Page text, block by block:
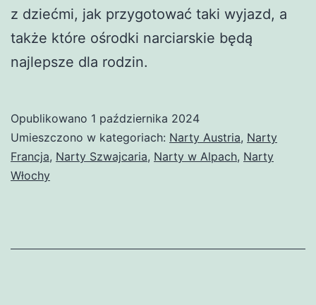
z dziećmi, jak przygotować taki wyjazd, a
także które ośrodki narciarskie będą
najlepsze dla rodzin.
Opublikowano 1 października 2024
Umieszczono w kategoriach: Narty Austria, Narty
Francja, Narty Szwajcaria, Narty w Alpach, Narty
Włochy